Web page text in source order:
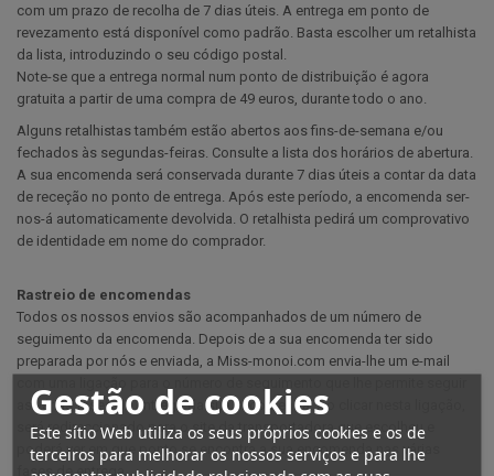
Gestão de cookies
Este sítio Web utiliza os seus próprios cookies e os de
terceiros para melhorar os nossos serviços e para lhe
com um prazo de recolha de 7 dias úteis. A entrega em ponto de
revezamento está disponível como padrão. Basta escolher um retalhista
da lista, introduzindo o seu código postal.
Note-se que a entrega normal num ponto de distribuição é agora
gratuita a partir de uma compra de 49 euros, durante todo o ano.
Alguns retalhistas também estão abertos aos fins-de-semana e/ou
fechados às segundas-feiras. Consulte a lista dos horários de abertura.
A sua encomenda será conservada durante 7 dias úteis a contar da data
de receção no ponto de entrega. Após este período, a encomenda ser-
nos-á automaticamente devolvida. O retalhista pedirá um comprovativo
de identidade em nome do comprador.
Rastreio de encomendas
Todos os nossos envios são acompanhados de um número de
seguimento da encomenda. Depois de a sua encomenda ter sido
preparada por nós e enviada, a Miss-monoi.com envia-lhe um e-mail
as várias fases de entrega da sua encomenda. Ao clicar nesta ligação,
será redireccionado para o site da transportadora que escolheu e
poderá ver em que ponto se encontra a sua encomenda nas várias
fases de entrega.